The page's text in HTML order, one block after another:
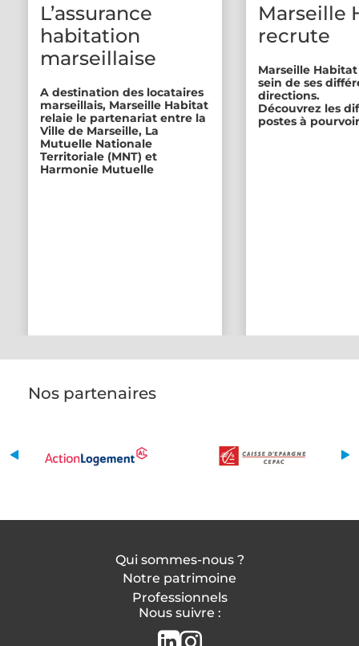
L’assurance
habitation
marseillaise
A destination des locataires
marseillais, Marseille Habitat
relaie le partenariat entre la
Ville de Marseille, La
Mutuelle Nationale
Territoriale (MNT) et
Harmonie Mutuelle
Marseille
recrute
Marseille
sein de ses
directions.
Découvrez les
postes à
Nos partenaires
Qui sommes-nous ?
Notre patrimoine
Professionnels
Nous suivre :